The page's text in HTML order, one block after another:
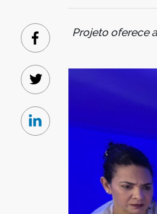
Projeto oferece
Facebook
Twitter
Linkedin